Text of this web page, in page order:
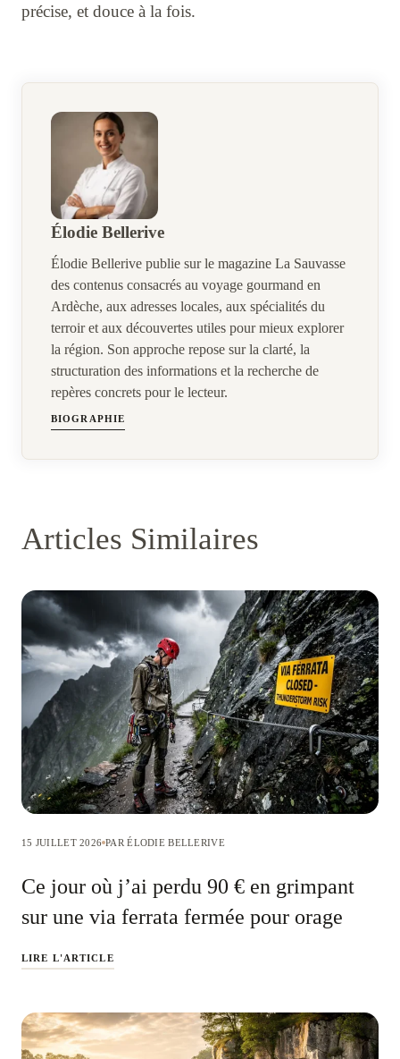
précise, et douce à la fois.
Élodie Bellerive
Élodie Bellerive publie sur le magazine La Sauvasse
des contenus consacrés au voyage gourmand en
Ardèche, aux adresses locales, aux spécialités du
terroir et aux découvertes utiles pour mieux explorer
la région. Son approche repose sur la clarté, la
structuration des informations et la recherche de
repères concrets pour le lecteur.
BIOGRAPHIE
Articles Similaires
15 JUILLET 2026 PAR ÉLODIE BELLERIVE
Ce jour où j’ai perdu 90 € en grimpant
sur une via ferrata fermée pour orage
LIRE L'ARTICLE